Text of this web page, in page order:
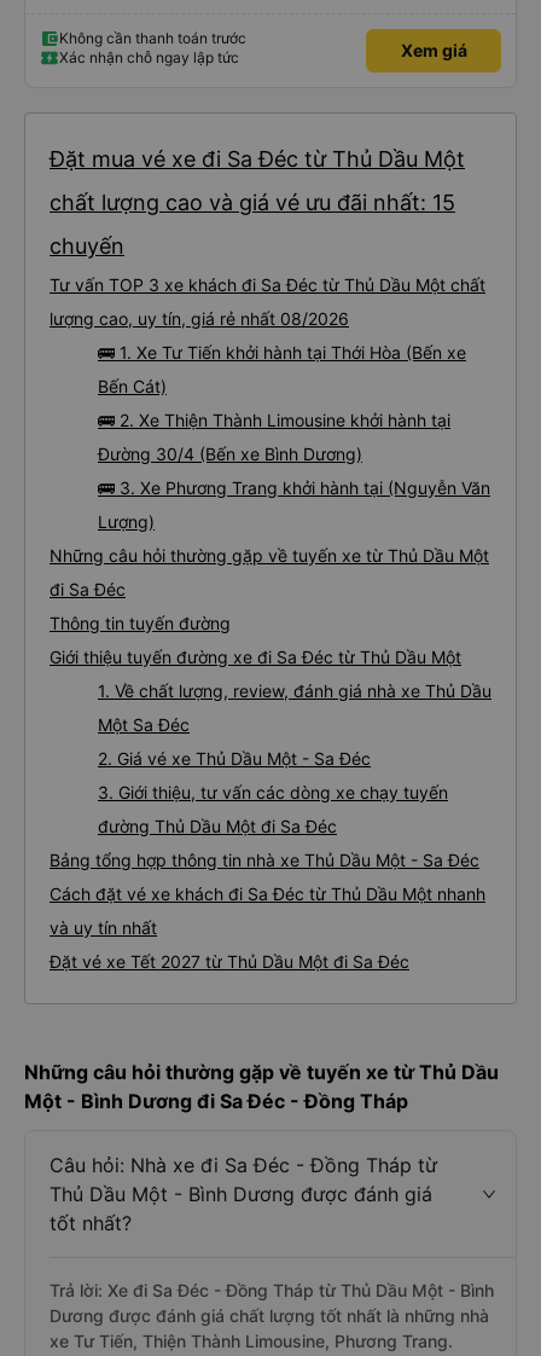
Không cần thanh toán trước
Xác nhận chỗ ngay lập tức
Xem giá
Đặt mua vé xe đi Sa Đéc từ Thủ Dầu Một
chất lượng cao và giá vé ưu đãi nhất: 15
chuyến
Tư vấn TOP 3 xe khách đi Sa Đéc từ Thủ Dầu Một chất
lượng cao, uy tín, giá rẻ nhất 08/2026
🚌 1. Xe Tư Tiến khởi hành tại Thới Hòa (Bến xe
Bến Cát)
🚌 2. Xe Thiện Thành Limousine khởi hành tại
Đường 30/4 (Bến xe Bình Dương)
🚌 3. Xe Phương Trang khởi hành tại (Nguyễn Văn
Lượng)
Những câu hỏi thường gặp về tuyến xe từ Thủ Dầu Một
đi Sa Đéc
Thông tin tuyến đường
Giới thiệu tuyến đường xe đi Sa Đéc từ Thủ Dầu Một
1. Về chất lượng, review, đánh giá nhà xe Thủ Dầu
Một Sa Đéc
2. Giá vé xe Thủ Dầu Một - Sa Đéc
3. Giới thiệu, tư vấn các dòng xe chạy tuyến
đường Thủ Dầu Một đi Sa Đéc
Bảng tổng hợp thông tin nhà xe Thủ Dầu Một - Sa Đéc
Cách đặt vé xe khách đi Sa Đéc từ Thủ Dầu Một nhanh
và uy tín nhất
Đặt vé xe Tết 2027 từ Thủ Dầu Một đi Sa Đéc
Những câu hỏi thường gặp về tuyến xe từ Thủ Dầu
Một - Bình Dương đi Sa Đéc - Đồng Tháp
Câu hỏi: Nhà xe đi Sa Đéc - Đồng Tháp từ
Thủ Dầu Một - Bình Dương được đánh giá
tốt nhất?
Trả lời: Xe đi Sa Đéc - Đồng Tháp từ Thủ Dầu Một - Bình
Dương được đánh giá chất lượng tốt nhất là những nhà
xe Tư Tiến, Thiện Thành Limousine, Phương Trang.